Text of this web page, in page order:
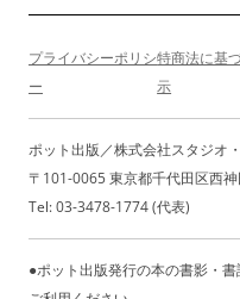
プライバシーポリシ
ー
特商法に基
示
ポット出版／株式会社スタジオ
〒101-0065 東京都千代田区西
Tel: 03-3478-1774 (代表)
●ポット出版発行の本の書影・